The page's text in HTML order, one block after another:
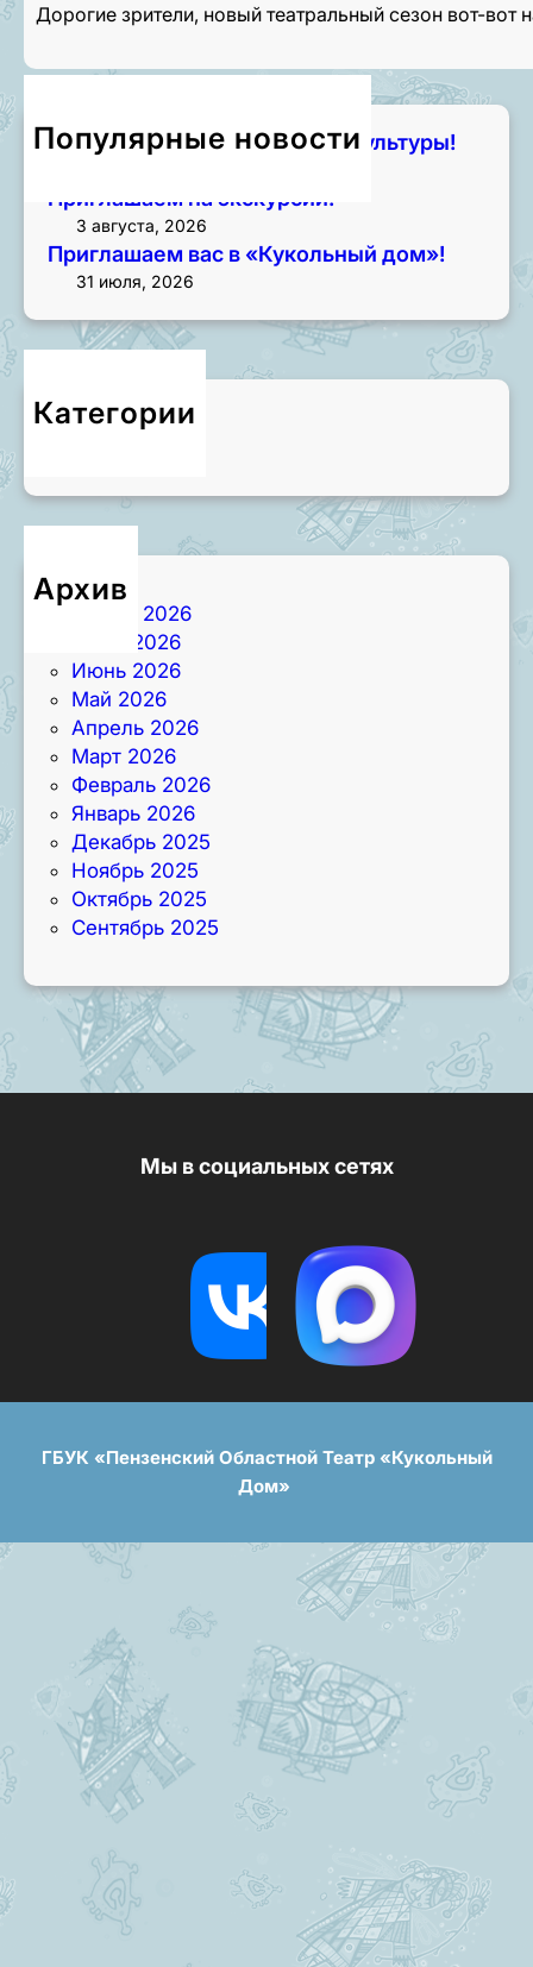
Дорогие зрители, новый театральный сезон вот-вот
Популярные новости
Чем занять лето? Начните с культуры!
Приглашаем на экскурсии!
3 августа, 2026
Приглашаем вас в «Кукольный дом»!
31 июля, 2026
Категории
Новости
Архив
Август 2026
Июль 2026
Июнь 2026
Май 2026
Апрель 2026
Март 2026
Февраль 2026
Январь 2026
Декабрь 2025
Ноябрь 2025
Октябрь 2025
Сентябрь 2025
Мы в социальных сетях
ГБУК «Пензенский Областной Театр «Кукольный
Дом»